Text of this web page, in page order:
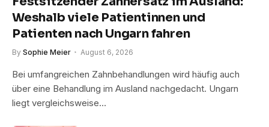
Weshalb viele Patientinnen und
Patienten nach Ungarn fahren
By Sophie Meier August 6, 2026
Bei umfangreichen Zahnbehandlungen wird häufig auch
über eine Behandlung im Ausland nachgedacht. Ungarn
liegt vergleichsweise…